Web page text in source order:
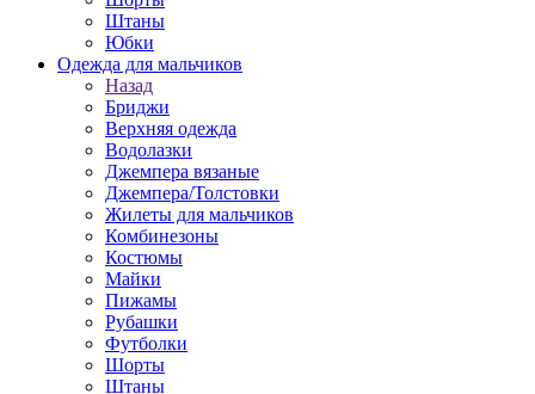
Штаны
Юбки
Одежда для мальчиков
Назад
Бриджи
Верхняя одежда
Водолазки
Джемпера вязаные
Джемпера/Толстовки
Жилеты для мальчиков
Комбинезоны
Костюмы
Майки
Пижамы
Рубашки
Футболки
Шорты
Штаны